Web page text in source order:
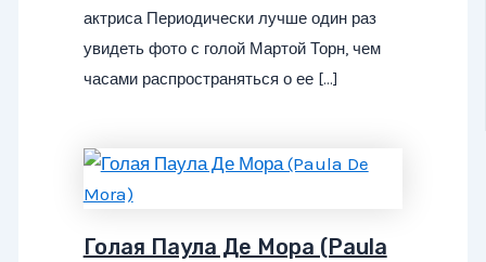
актриса Периодически лучше один раз
увидеть фото с голой Мартой Торн, чем
часами распространяться о ее […]
Голая Паула Де Мора (Paula